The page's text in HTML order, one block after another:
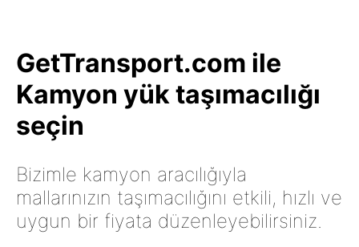
GetTransport.com ile
Kamyon yük taşımacılığı
seçin
Bizimle kamyon aracılığıyla
mallarınızın taşımacılığını etkili, hızlı ve
uygun bir fiyata düzenleyebilirsiniz.